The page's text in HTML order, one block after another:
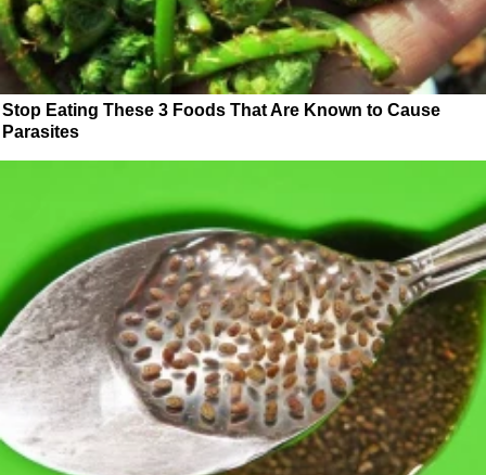
Stop Eating These 3 Foods That Are Known to Cause
Parasites